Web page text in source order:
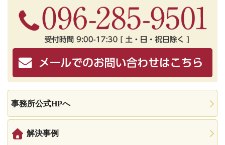
事務所公式HPへ
解決事例